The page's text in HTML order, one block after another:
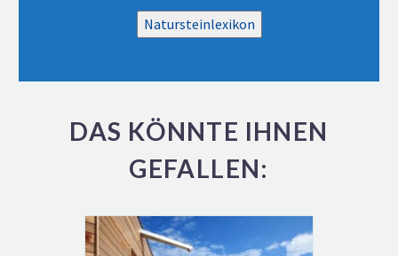
Natursteinlexikon
DAS KÖNNTE IHNEN
GEFALLEN: